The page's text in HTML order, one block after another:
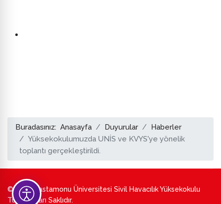
Buradasınız: Anasayfa Duyurular
Haberler
Yüksekokulumuzda UNİS ve KVYS'ye yönelik
toplantı gerçekleştirildi.
© 2026 Kastamonu Üniversitesi Sivil Havacılık Yüksekokulu
Tüm Hakları Saklıdır.